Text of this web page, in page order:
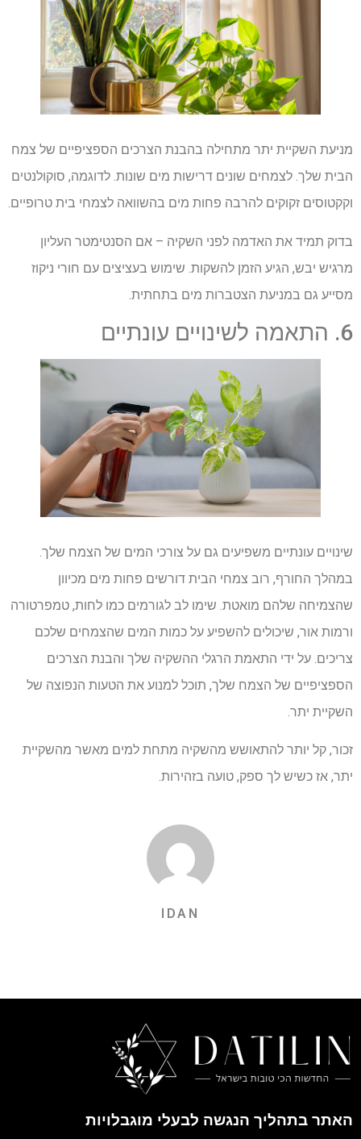
מניעת השקיית יתר מתחילה בהבנת הצרכים הספציפיים של צמח
הבית שלך. לצמחים שונים דרישות מים שונות. לדוגמה, סוקולנטים
וקקטוסים זקוקים להרבה פחות מים בהשוואה לצמחי בית טרופיים.
בדוק תמיד את האדמה לפני השקיה – אם הסנטימטר העליון
מרגיש יבש, הגיע הזמן להשקות. שימוש בעציצים עם חורי ניקוז
מסייע גם במניעת הצטברות מים בתחתית.
6. התאמה לשינויים עונתיים
שינויים עונתיים משפיעים גם על צורכי המים של הצמח שלך.
במהלך החורף, רוב צמחי הבית דורשים פחות מים מכיוון
שהצמיחה שלהם מואטת. שימו לב לגורמים כמו לחות, טמפרטורה
ורמות אור, שיכולים להשפיע על כמות המים שהצמחים שלכם
צריכים. על ידי התאמת הרגלי ההשקיה שלך והבנת הצרכים
הספציפיים של הצמח שלך, תוכל למנוע את הטעות הנפוצה של
השקיית יתר.
זכור, קל יותר להתאושש מהשקיה מתחת למים מאשר מהשקיית
יתר, אז כשיש לך ספק, טועה בזהירות.
IDAN
האתר בתהליך הנגשה לבעלי מוגבלויות